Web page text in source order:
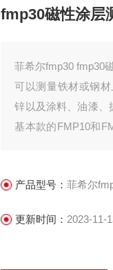
fmp30磁性涂层
菲希尔fmp30 fmp30
可以测量铁材或钢
锌以及涂料、油漆、
基本款的FMP10和
产品型号：菲希尔
更新时间： 2023-11-